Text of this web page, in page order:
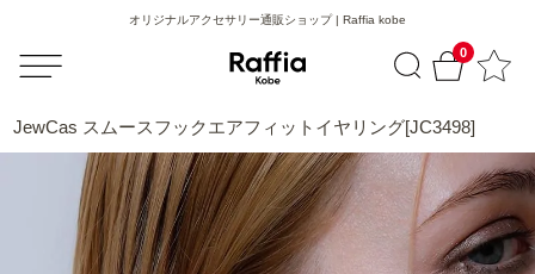
0
オリジナルアクセサリー通販ショップ | Raffia kobe
JewCas スムースフックエアフィットイヤリング[JC3498]